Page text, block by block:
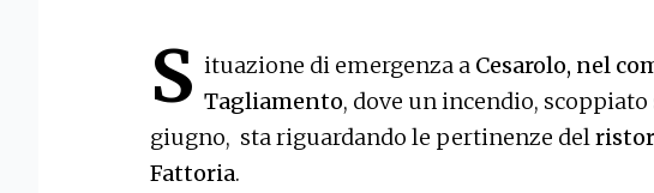
S ituazione di emergenza a Cesarolo, nel
Tagliamento, dove un incendio,
giugno, sta riguardando le pertinenze del
Fattoria.